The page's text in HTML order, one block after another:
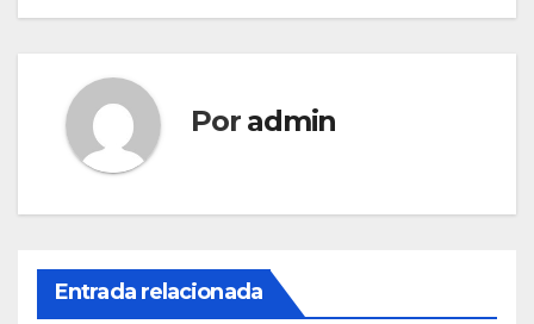
Por admin
Entrada relacionada